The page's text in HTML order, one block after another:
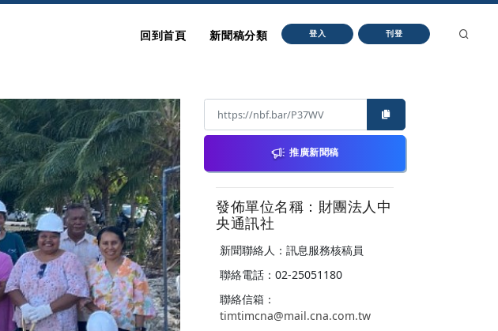
回到首頁 新聞稿分類 登入 刊登
推廣新聞稿
發佈單位名稱：財團法人中
央通訊社
新聞聯絡人：訊息服務核稿員
聯絡電話：02-25051180
聯絡信箱：
timtimcna@mail.cna.com.tw